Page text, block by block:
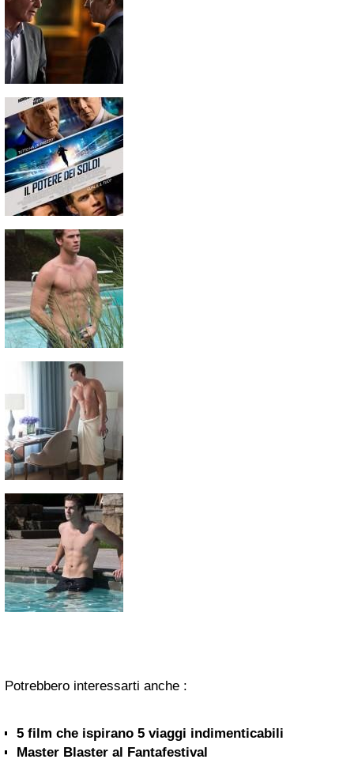
Potrebbero interessarti anche :
5 film che ispirano 5 viaggi indimenticabili
Master Blaster al Fantafestival